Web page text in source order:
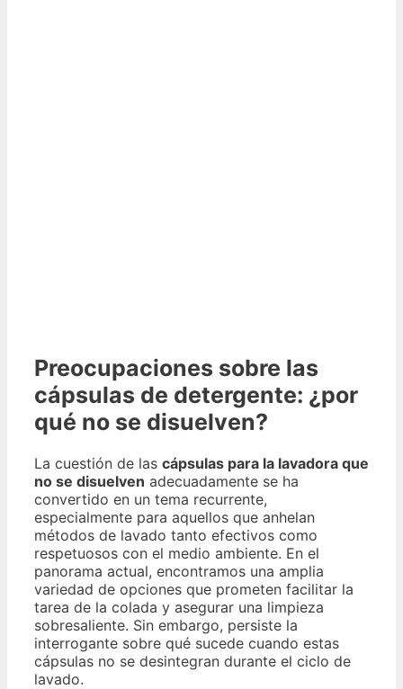
Preocupaciones sobre las
cápsulas de detergente: ¿por
qué no se disuelven?
La cuestión de las cápsulas para la lavadora que
no se disuelven adecuadamente se ha
convertido en un tema recurrente,
especialmente para aquellos que anhelan
métodos de lavado tanto efectivos como
respetuosos con el medio ambiente. En el
panorama actual, encontramos una amplia
variedad de opciones que prometen facilitar la
tarea de la colada y asegurar una limpieza
sobresaliente. Sin embargo, persiste la
interrogante sobre qué sucede cuando estas
cápsulas no se desintegran durante el ciclo de
lavado.